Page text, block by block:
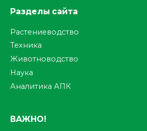
Разделы сайта
Растениеводство
Техника
Животноводство
Наука
Аналитика АПК
ВАЖНО!